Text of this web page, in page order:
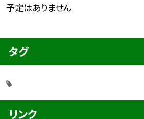
予定はありません
タグ
リンク